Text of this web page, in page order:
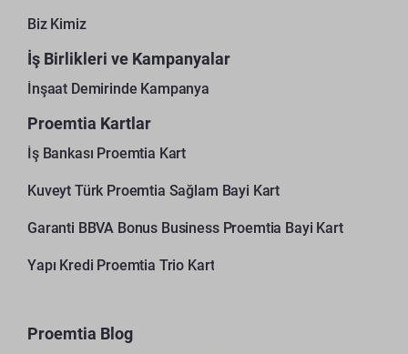
Biz Kimiz
İş Birlikleri ve Kampanyalar
İnşaat Demirinde Kampanya
Proemtia Kartlar
İş Bankası Proemtia Kart
Kuveyt Türk Proemtia Sağlam Bayi Kart
Garanti BBVA Bonus Business Proemtia Bayi Kart
Yapı Kredi Proemtia Trio Kart
Proemtia Blog